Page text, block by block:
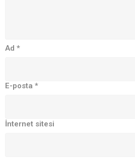
Ad *
E-posta *
İnternet sitesi